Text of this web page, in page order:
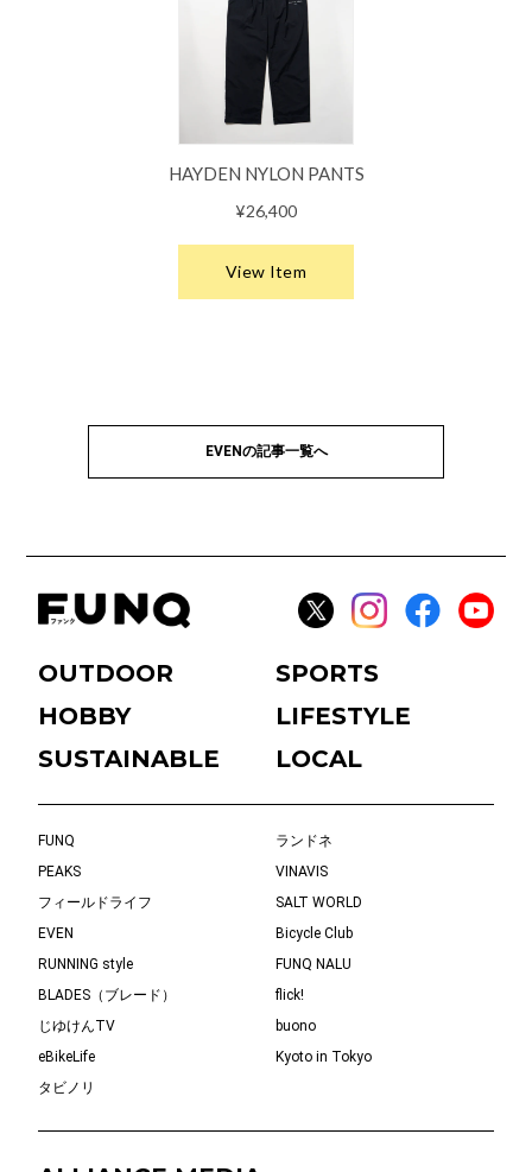
EVENの記事一覧へ
OUTDOOR
SPORTS
HOBBY
LIFESTYLE
SUSTAINABLE
LOCAL
FUNQ
ランドネ
PEAKS
VINAVIS
フィールドライフ
SALT WORLD
EVEN
Bicycle Club
RUNNING style
FUNQ NALU
BLADES（ブレード）
flick!
じゆけんTV
buono
eBikeLife
Kyoto in Tokyo
タビノリ